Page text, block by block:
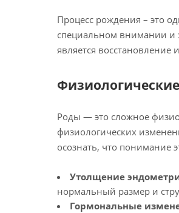
Процесс рождения – это
специальном внимании и
является
Роды — это сложное
физиологических
осознать, что понимание
Утолщение
нормальный размер и
Гормональные